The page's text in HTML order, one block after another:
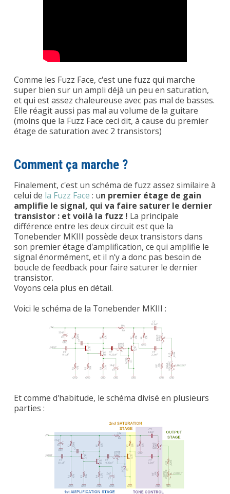
Comme les Fuzz Face, c'est une fuzz qui marche
super bien sur un ampli déjà un peu en saturation,
et qui est assez chaleureuse avec pas mal de basses.
Elle réagit aussi pas mal au volume de la guitare
(moins que la Fuzz Face ceci dit, à cause du premier
étage de saturation avec 2 transistors)
Comment ça marche ?
Finalement, c'est un schéma de fuzz assez similaire à
celui de la Fuzz Face : un premier étage de gain
amplifie le signal, qui va faire saturer le dernier
transistor : et voilà la fuzz ! La principale
différence entre les deux circuit est que la
Tonebender MKIII possède deux transistors dans
son premier étage d'amplification, ce qui amplifie le
signal énormément, et il n'y a donc pas besoin de
boucle de feedback pour faire saturer le dernier
transistor.
Voyons cela plus en détail.
Voici le schéma de la Tonebender MKIII :
Et comme d'habitude, le schéma divisé en plusieurs
parties :